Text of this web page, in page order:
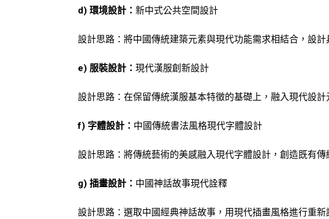
d) 環境設計： 新中式公共空間設計
設計思路：將中國傳統建築元素與現代功能需求相結合，設計
e) 服裝設計： 現代漢服創新設計
設計思路：在保留傳統漢服基本特徵的基礎上，融入現代設計
f) 字體設計： 中國傳統書法風格現代字體設計
設計思路：將傳統藝術的美感融入現代字體設計，創造既有傳
g) 插畫設計： 中國神話故事現代詮釋
設計思路：選取中國經典神話故事，用現代插畫風格進行重新